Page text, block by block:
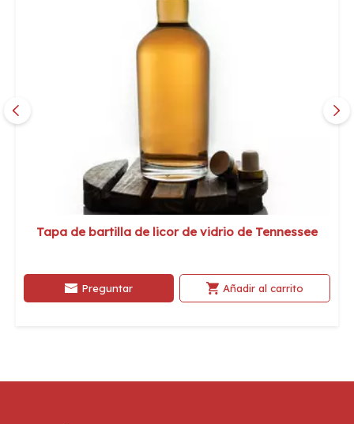
Tapa de bartilla de licor de vidrio de Tennessee
Preguntar Añadir al carrito